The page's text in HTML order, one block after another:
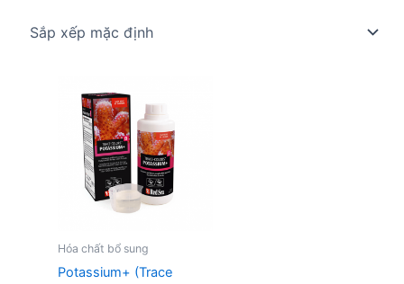
Hóa chất bổ sung
Potassium+ (Trace